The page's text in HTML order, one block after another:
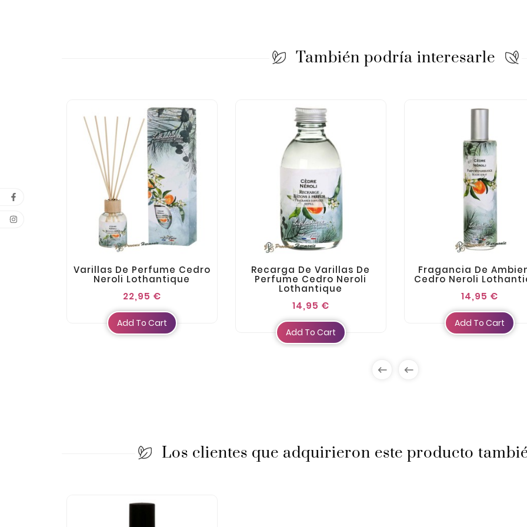
También podría interesarle
Varillas De Perfume Cedro
Neroli Lothantique
22,95 €
Add To Cart
Recarga De Varillas De
Perfume Cedro Neroli
Lothantique
14,95 €
Add To Cart
Fragancia De
Cedro Neroli
14,95 €
Add To Cart
 
Los clientes que adquirieron este producto